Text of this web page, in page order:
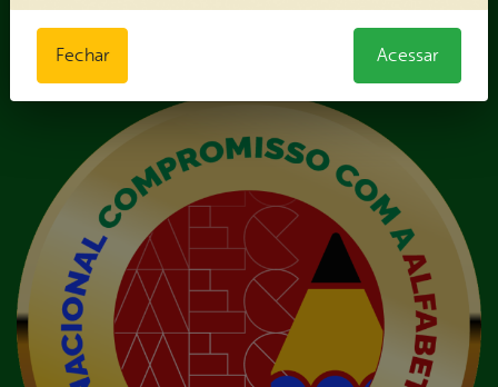
de pagamento
VI - Relação de veículos
próprios, contendo
Fechar Acessar